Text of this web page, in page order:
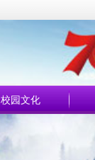
校园文化